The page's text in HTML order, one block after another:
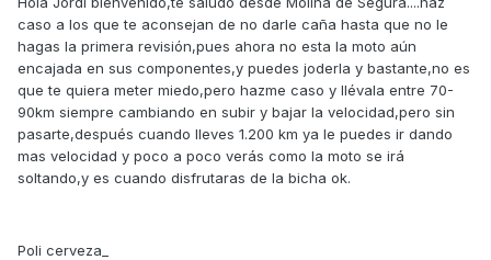
caso a los que te aconsejan de no darle caña hasta que no le
hagas la primera revisión,pues ahora no esta la moto aún
encajada en sus componentes,y puedes joderla y bastante,no es
que te quiera meter miedo,pero hazme caso y llévala entre 70-
90km siempre cambiando en subir y bajar la velocidad,pero sin
pasarte,después cuando lleves 1.200 km ya le puedes ir dando
mas velocidad y poco a poco verás como la moto se irá
soltando,y es cuando disfrutaras de la bicha ok.
Poli cerveza_